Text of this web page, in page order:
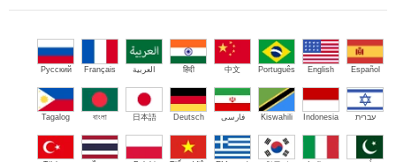
Español
English
Português
中文
हिंदी العربية Français
Русский
עברית Indonesia
Kiswahili فارسی Deutsch
日本語
বাংলা
Tagalog